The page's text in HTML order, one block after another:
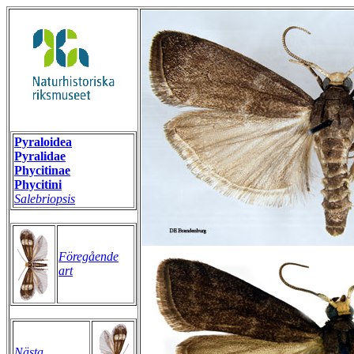
Pyraloidea
Pyralidae
Phycitinae
Phycitini
Salebriopsis
Föregående
art